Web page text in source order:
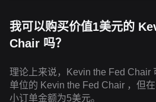
我可以购买价值1美元的
Chair 吗？
理论上来说，Kevin the Fed Chair
单位的 Kevin the Fed Chair ，但
小订单金额为5美元。